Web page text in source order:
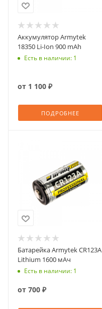
Аккумулятор Armytek
18350 Li-Ion 900 mAh
Есть в наличии: 1
от 1 100 ₽
ПОДРОБНЕЕ
Батарейка Armytek CR123A
Lithium 1600 мАч
Есть в наличии: 1
от 700 ₽